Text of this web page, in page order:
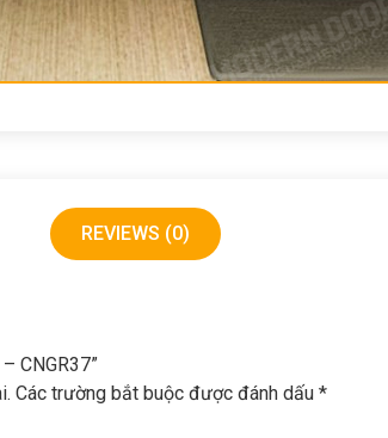
REVIEWS (0)
CNGR37”
Các trường bắt buộc được đánh dấu *